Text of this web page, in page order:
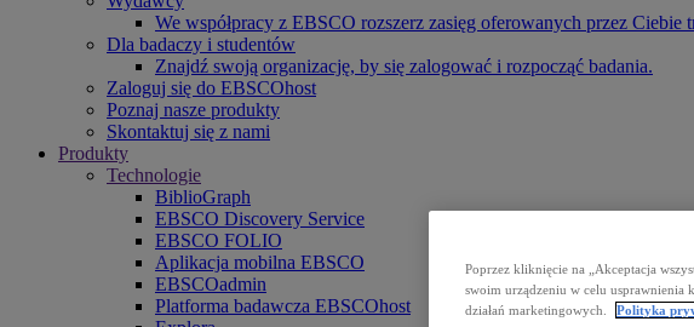
We współpracy z EBSCO rozszerz zasięg oferowanych przez
Dla badaczy i studentów
Znajdź swoją organizację, by się zalogować i rozpocząć badania.
Zaloguj się do EBSCOhost
Poznaj nasze produkty
Skontaktuj się z nami
Produkty
Technologie
BiblioGraph
EBSCO Discovery Service
EBSCO FOLIO
Aplikacja mobilna EBSCO
EBSCOadmin
Platforma badawcza EBSCOhost
Poprzez kliknięcie na „Akceptacja
swoim urządzeniu w celu usprawnienia
działań marketingowych.
Polityka